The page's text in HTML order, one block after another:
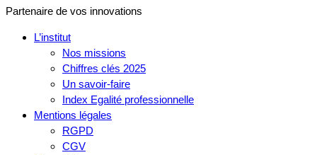
Partenaire de vos innovations
L’institut
Nos missions
Chiffres clés 2025
Un savoir-faire
Index Egalité professionnelle
Mentions légales
RGPD
CGV